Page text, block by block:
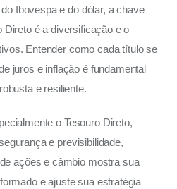
Ibovespa e do dólar, a chave
Direto é a diversificação e o
Entender como cada título se
juros e inflação é fundamental
e resiliente.
o Tesouro Direto,
e previsibilidade,
ações e câmbio mostra sua
e ajuste sua estratégia